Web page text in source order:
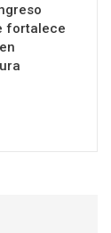
fortalece